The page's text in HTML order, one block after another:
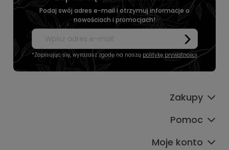
Podaj swój adres e-mail i otrzymuj informacje o
nowościach i promocjach!
*Zapisując się, wyrażasz zgodę na naszą politykę prywatności.
Zakupy
Pomoc
Moje konto